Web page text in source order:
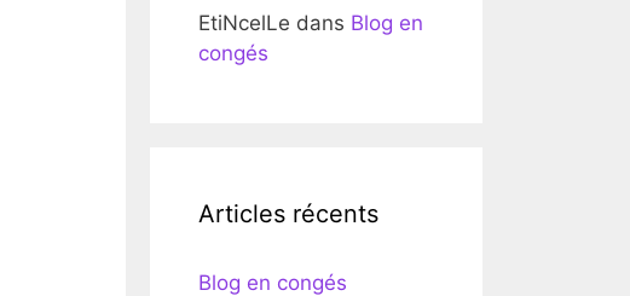
EtiNcelLe dans Blog en
congés
Articles récents
Blog en congés